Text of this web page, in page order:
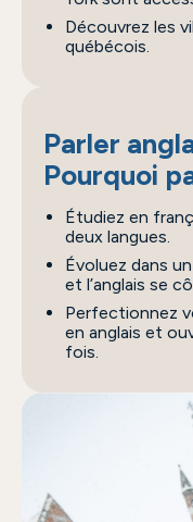
Découvrez les
québécois.
Parler
Pourquoi
Étudiez en
deux langues.
Évoluez dans
et l’anglais se
Perfectionnez
en anglais et
fois.